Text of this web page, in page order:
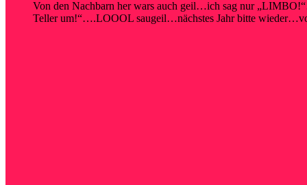
Von den Nachbarn her wars auch geil…ich sag nur
Teller um!“….LOOOL saugeil…nächstes Jahr bitte